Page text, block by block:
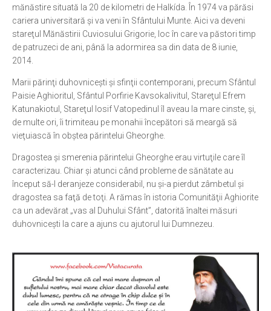
mănăstire situată la 20 de kilometri de Halkída. În 1974 va părăsi
cariera universitară şi va veni în Sfântului Munte. Aici va deveni
stareţul Mănăstirii Cuviosului Grigorie, loc în care va păstori timp
de patruzeci de ani, până la adormirea sa din data de 8 iunie,
2014.
Marii părinţi duhovniceşti şi sfinţii contemporani, precum Sfântul
Paisie Aghioritul, Sfântul Porfirie Kavsokalivitul, Stareţul Efrem
Katunakiotul, Stareţul Iosif Vatopedinul îl aveau la mare cinste, şi,
de multe ori, îi trimiteau pe monahii începători să meargă să
vieţuiască în obştea părintelui Gheorghe.
Dragostea şi smerenia părintelui Gheorghe erau virtuţile care îl
caracterizau. Chiar şi atunci când probleme de sănătate au
început să-l deranjeze considerabil, nu şi-a pierdut zâmbetul şi
dragostea sa faţă de toţi. A rămas în istoria Comunităţii Aghiorite
ca un adevărat „vas al Duhului Sfânt”, datorită înaltei măsuri
duhovniceşti la care a ajuns cu ajutorul lui Dumnezeu.